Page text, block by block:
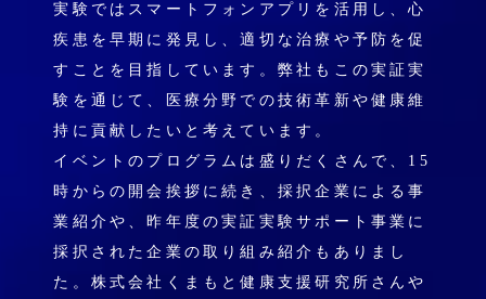
実験ではスマートフォンアプリを活用し、心
疾患を早期に発見し、適切な治療や予防を促
すことを目指しています。弊社もこの実証実
験を通じて、医療分野での技術革新や健康維
持に貢献したいと考えています。
イベントのプログラムは盛りだくさんで、15
時からの開会挨拶に続き、採択企業による事
業紹介や、昨年度の実証実験サポート事業に
採択された企業の取り組み紹介もありまし
た。株式会社くまもと健康支援研究所さんや